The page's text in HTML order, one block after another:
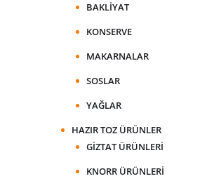
BAKLIYAT
KONSERVE
MAKARNALAR
SOSLAR
YAĞLAR
HAZIR TOZ ÜRÜNLER
GIZTAT ÜRÜNLERI
KNORR ÜRÜNLERI